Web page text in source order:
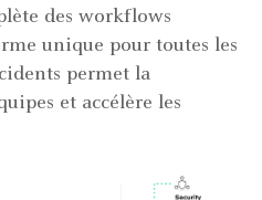
des workflows
unique pour toutes les
permet la
et accélère les